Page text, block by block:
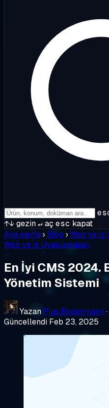
↑↓ gezin↵aç esc kapat
Ana sayfa › Blog ›Web ve İş
Web ve İş Uygulamaları
En İyi CMS 2024.
Yönetim Sistemi
Yazan Pius Bodenmann ·
Güncellendi Feb 23, 2025